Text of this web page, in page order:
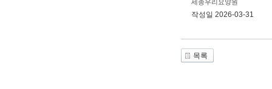
세종우리요양원
작성일 2026-03-31
목록